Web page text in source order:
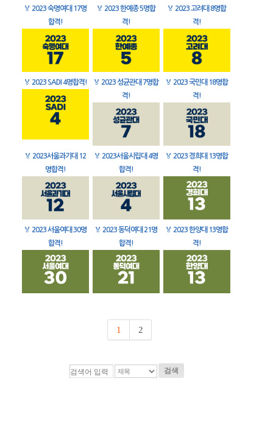
🏅 2023 숙명여대 17명
합격!
🏅 2023 한예종 5명합
격!
🏅 2023 고려대 8명합
격!
🏅 2023 SADI 4명합격! 🏅 2023 성균관대 7명합
격!
🏅 2023 국민대 18명합
격!
🏅 2023서울과기대 12
명합격!
🏅 2023서울시립대 4명
합격!
🏅 2023 경희대 13명합
격!
🏅 2023 서울여대 30명
합격!
🏅 2023 동덕여대 21명
합격!
🏅 2023 한양대 13명합
격!
1 2
검색